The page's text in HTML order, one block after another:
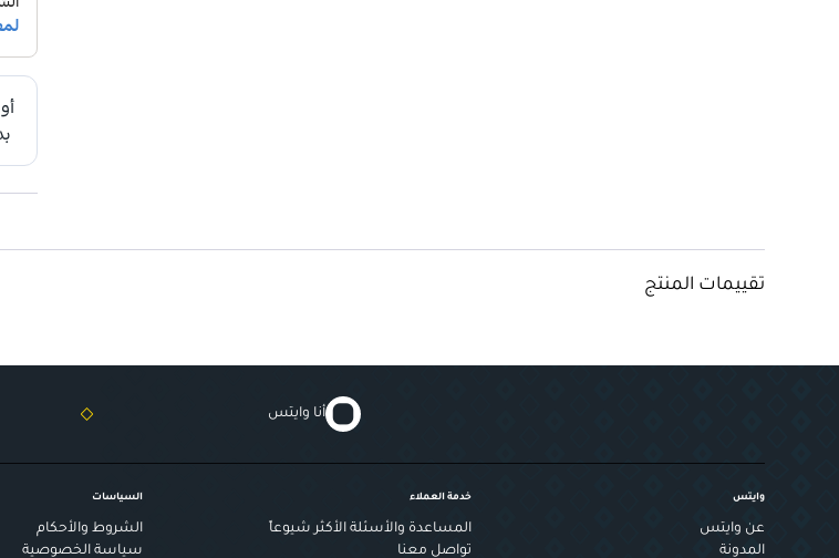
تقييمات المنتج
أنا وايتس
وايتس
عن وايتس
المدونة
خدمة العملاء
المساعدة والأسئلة الأكثر شيوعاً
تواصل معنا
السياسات
الشروط والأحكام
سياسة الخصوصية